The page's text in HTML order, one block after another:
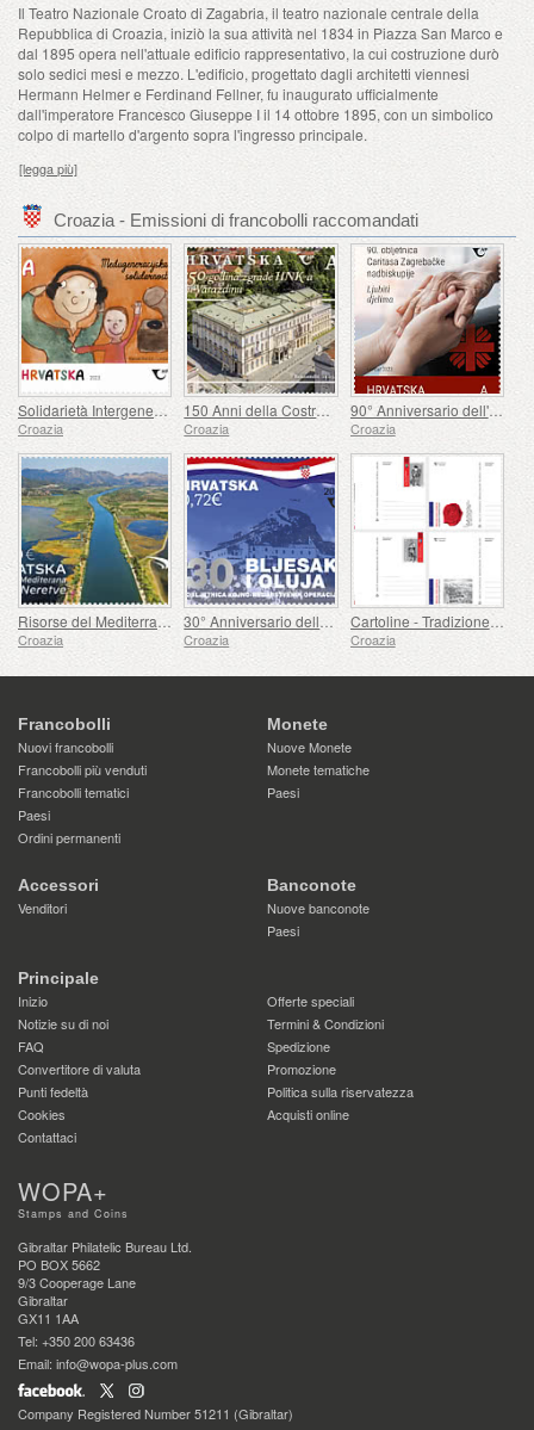
Il Teatro Nazionale Croato di Zagabria, il teatro nazionale centrale della
Repubblica di Croazia, iniziò la sua attività nel 1834 in Piazza San Marco e
dal 1895 opera nell'attuale edificio rappresentativo, la cui costruzione durò
solo sedici mesi e mezzo. L'edificio, progettato dagli architetti viennesi
Hermann Helmer e Ferdinand Fellner, fu inaugurato ufficialmente
dall'imperatore Francesco Giuseppe I il 14 ottobre 1895, con un simbolico
colpo di martello d'argento sopra l'ingresso principale.
[legga più]
Croazia - Emissioni di francobolli raccomandati
Solidarietà Intergenerazionale (C)
Croazia
150 Anni della Costruzione del Teatro Nazionale Croato a Varazdin
Croazia
90° Anniversario dell'istituzione della Caritas dell'Arcidiocesi di Zagabria (C)
Croazia
Risorse del Mediterraneo - Il Delta della Neretva (C)
Croazia
30° Anniversario delle Operazioni Militari e di Polizia, Flash e Tempesta (C)
Croazia
Cartoline - Tradizione Militare Croata
Croazia
Francobolli
Nuovi francobolli
Francobolli più venduti
Francobolli tematici
Paesi
Ordini permanenti
Monete
Nuove Monete
Monete tematiche
Paesi
Accessori
Venditori
Banconote
Nuove banconote
Paesi
Principale
Inizio
Offerte speciali
Notizie su di noi
Termini & Condizioni
FAQ
Spedizione
Convertitore di valuta
Promozione
Punti fedeltà
Politica sulla riservatezza
Cookies
Acquisti online
Contattaci
WOPA+
Stamps and Coins
Gibraltar Philatelic Bureau Ltd.
PO BOX 5662
9/3 Cooperage Lane
Gibraltar
GX11 1AA
Tel: +350 200 63436
Email: info@wopa-plus.com
Company Registered Number 51211 (Gibraltar)